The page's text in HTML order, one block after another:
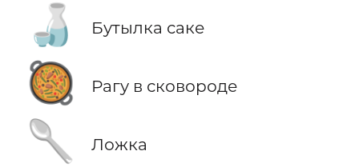
🍶 Бутылка саке
🥘 Рагу в сковороде
🥄 Ложка